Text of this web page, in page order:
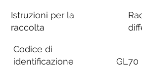
Istruzioni per la
raccolta
Codice di
identificazione
GL70